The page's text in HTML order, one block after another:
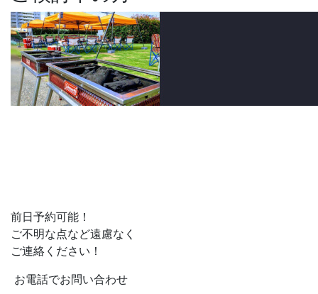
前日予約可能！
ご不明な点など遠慮なく
ご連絡ください！
お電話でお問い合わせ